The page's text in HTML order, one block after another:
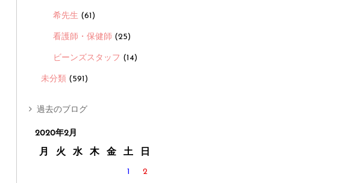
希先生 (61)
看護師・保健師 (25)
ビーンズスタッフ (14)
未分類 (591)
過去のブログ
2020年2月
月 火 水 木 金 土 日
1
2